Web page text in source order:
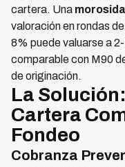
cartera. Una
valoración en rondas
8% puede valuarse a
comparable con M90
de originación.
La
Cartera
Fondeo
Cobranza